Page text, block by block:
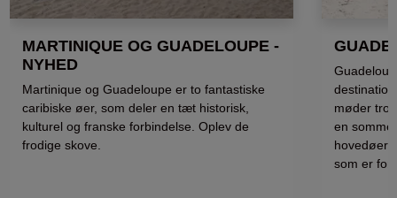
MARTINIQUE OG GUADELOUPE -
NYHED
Martinique og Guadeloupe er to fantastiske
caribiske øer, som deler en tæt historisk,
kulturel og franske forbindelse. Oplev de
frodige skove.
møder
en
hovedøer:
som er